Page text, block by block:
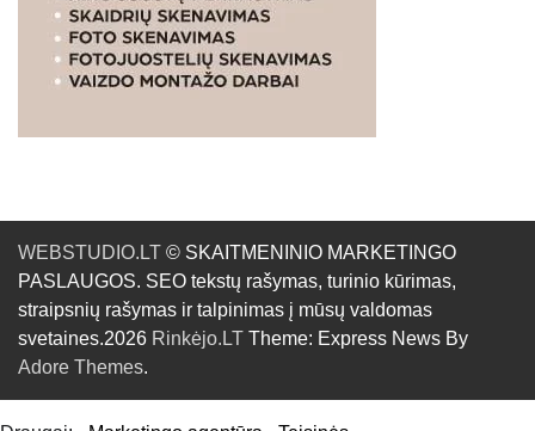
WEBSTUDIO.LT © SKAITMENINIO MARKETINGO
PASLAUGOS. SEO tekstų rašymas, turinio kūrimas,
straipsnių rašymas ir talpinimas į mūsų valdomas
svetaines.2026 Rinkėjo.LT Theme: Express News By
Adore Themes.